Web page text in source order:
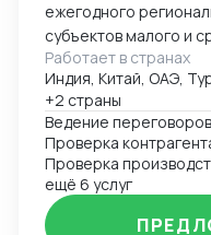
ежегодного
субъектов малого и
«Экспортер года» в
импорте, экспорте, белом ВЭД.
успешных
письменных с
Покупателями на
опыт успешных
заводами бытовой
первых лиц: AUX,
Работает в странах
Индия, Китай, ОАЭ,
+2 страны
Ведение переговоров
Проверка
Проверка
ещё 6 услуг